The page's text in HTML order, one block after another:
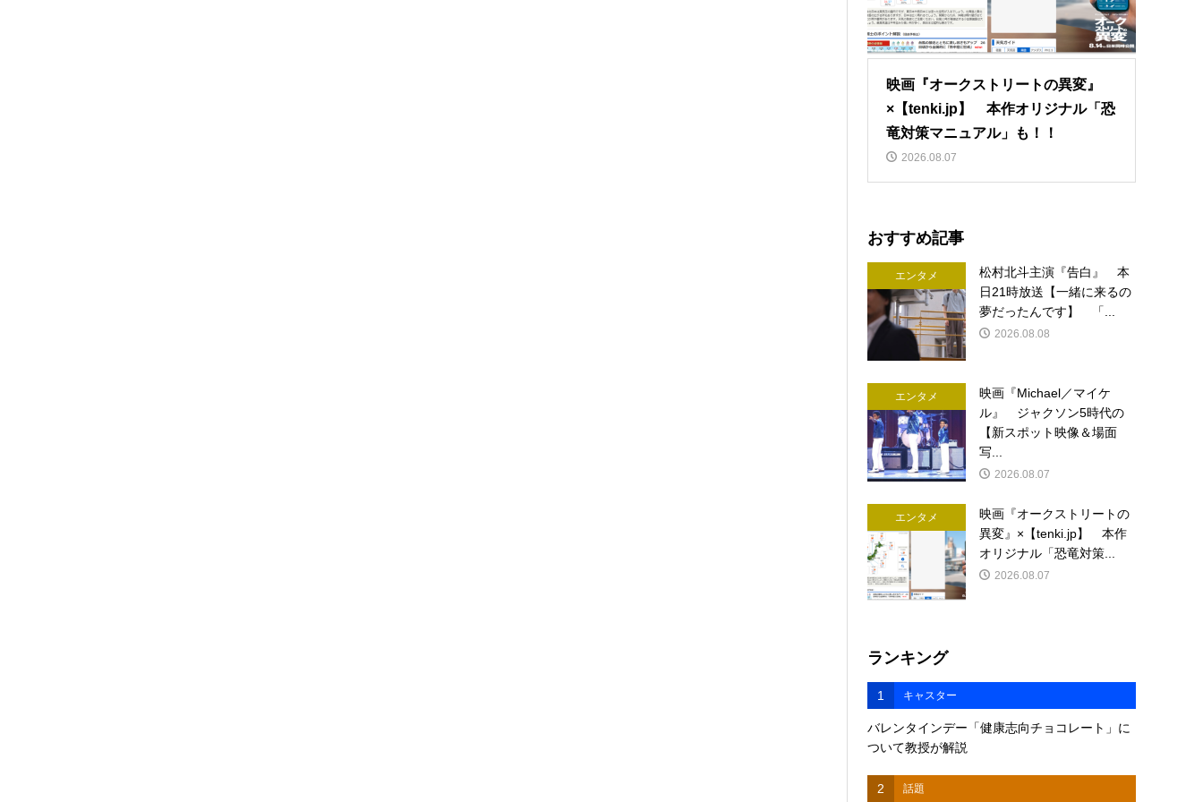
映画『オークストリートの異変』
×【tenki.jp】 本作オリジナル「恐
竜対策マニュアル」も！！
2026.08.07
おすすめ記事
エンタメ
松村北斗主演『告白』 本
日21時放送【一緒に来るの
夢だったんです】 「...
2026.08.08
エンタメ
映画『Michael／マイケ
ル』 ジャクソン5時代の
【新スポット映像＆場面
写...
2026.08.07
エンタメ
映画『オークストリートの
異変』×【tenki.jp】 本作
オリジナル「恐竜対策...
2026.08.07
ランキング
1 キャスター
バレンタインデー「健康志向チョコレート」に
ついて教授が解説
2 話題